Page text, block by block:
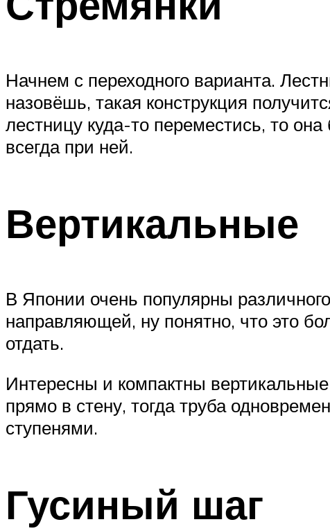
Начнем с переходного варианта.
назовёшь, такая конструкция
лестницу куда-то переместись, то
всегда при ней.
Вертикальные
В Японии очень популярны
направляющей, ну понятно, что это
отдать.
Интересны и компактны
прямо в стену, тогда труба
ступенями.
Гусиный шаг